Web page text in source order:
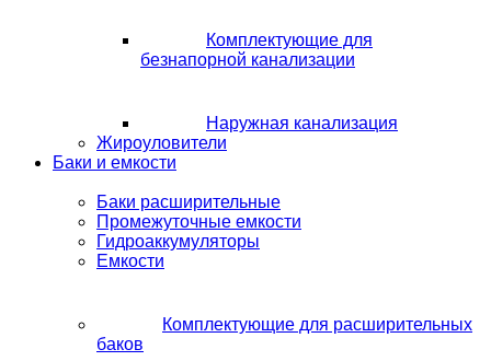
Комплектующие для
безнапорной канализации
Наружная канализация
Жироуловители
Баки и емкости
Баки расширительные
Промежуточные емкости
Гидроаккумуляторы
Емкости
Комплектующие для расширительных
баков